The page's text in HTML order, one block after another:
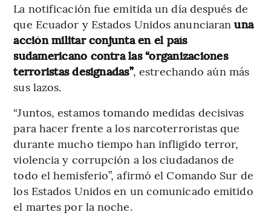
La notificación fue emitida un día después de
que Ecuador y Estados Unidos anunciaranuna
acción militar conjunta en el país
sudamericano contra las “organizaciones
terroristas designadas”, estrechando aún más
sus lazos.
“Juntos, estamos tomando medidas decisivas
para hacer frente a los narcoterroristas que
durante mucho tiempo han infligido terror,
violencia y corrupción a los ciudadanos de
todo el hemisferio”, afirmó el Comando Sur de
los Estados Unidos en un comunicado emitido
el martes por la noche.